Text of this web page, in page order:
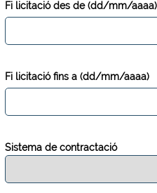
Fi licitació des de (dd/mm/aaaa)
Fi licitació fins a (dd/mm/aaaa)
Sistema de contractació